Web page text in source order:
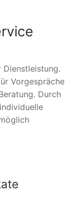
Vorgespräche
Durch